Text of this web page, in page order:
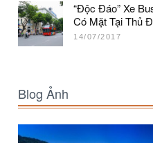
“Độc Đáo” Xe
Có Mặt Tại Thủ
14/07/2017
Blog Ảnh